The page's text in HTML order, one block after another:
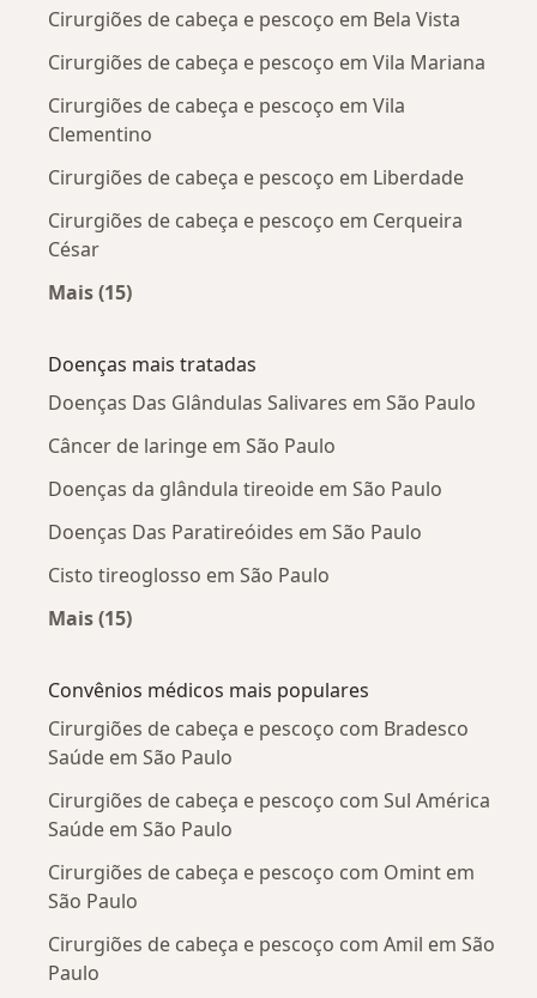
Cirurgiões de cabeça e pescoço em Bela Vista
Cirurgiões de cabeça e pescoço em Vila Mariana
Cirurgiões de cabeça e pescoço em Vila
Clementino
Cirurgiões de cabeça e pescoço em Liberdade
Cirurgiões de cabeça e pescoço em Cerqueira
César
Mais (15)
Doenças mais tratadas
Doenças Das Glândulas Salivares em São Paulo
Câncer de laringe em São Paulo
Doenças da glândula tireoide em São Paulo
Doenças Das Paratireóides em São Paulo
Cisto tireoglosso em São Paulo
Mais (15)
Convênios médicos mais populares
Cirurgiões de cabeça e pescoço com Bradesco
Saúde em São Paulo
Cirurgiões de cabeça e pescoço com Sul América
Saúde em São Paulo
Cirurgiões de cabeça e pescoço com Omint em
São Paulo
Cirurgiões de cabeça e pescoço com Amil em São
Paulo